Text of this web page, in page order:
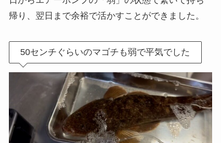
帰り、翌日まで余裕で活かすことができました。
50センチぐらいのマゴチも弱で平気でした